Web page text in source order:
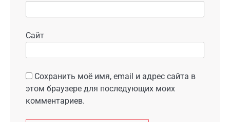
Сайт
Сохранить моё имя, email и адрес сайта в
этом браузере для последующих моих
комментариев.